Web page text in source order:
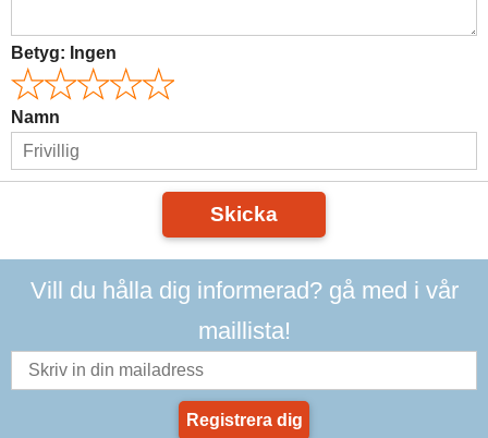
Betyg: Ingen
Namn
Skicka
Vill du hålla dig informerad? gå med i vår
maillista!
Registrera dig